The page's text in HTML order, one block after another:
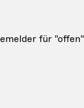
für "offen"